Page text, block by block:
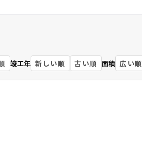
竣工年 新しい順 古い順 面積 広い順